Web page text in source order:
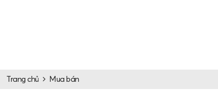
Trang chủ Mua bán